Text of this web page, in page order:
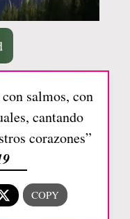
salmos, con
cantando
corazones”